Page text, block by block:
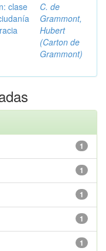
clase
C. de
Grammont,
Hubert
(Carton de
Grammont)
1
1
1
1
1